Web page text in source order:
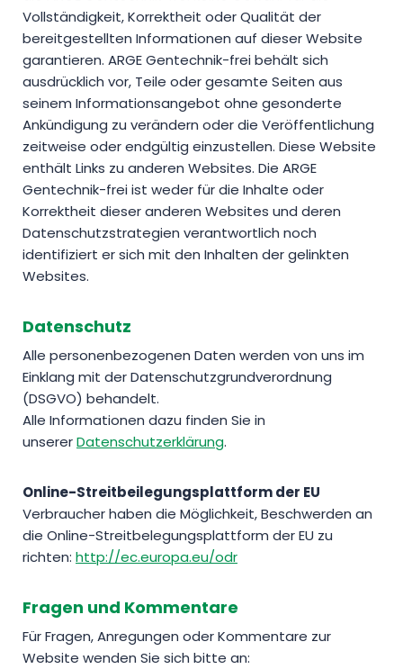
Vollständigkeit, Korrektheit oder Qualität der
bereitgestellten Informationen auf dieser Website
garantieren. ARGE Gentechnik-frei behält sich
ausdrücklich vor, Teile oder gesamte Seiten aus
seinem Informationsangebot ohne gesonderte
Ankündigung zu verändern oder die Veröffentlichung
zeitweise oder endgültig einzustellen. Diese Website
enthält Links zu anderen Websites. Die ARGE
Gentechnik-frei ist weder für die Inhalte oder
Korrektheit dieser anderen Websites und deren
Datenschutzstrategien verantwortlich noch
identifiziert er sich mit den Inhalten der gelinkten
Websites.
Datenschutz
Alle personenbezogenen Daten werden von uns im
Einklang mit der Datenschutzgrundverordnung
(DSGVO) behandelt.
Alle Informationen dazu finden Sie in
unsererDatenschutzerklärung.
Online-Streitbeilegungsplattform der EU
Verbraucher haben die Möglichkeit, Beschwerden an
die Online-Streitbelegungsplattform der EU zu
richten: http://ec.europa.eu/odr
Fragen und Kommentare
Für Fragen, Anregungen oder Kommentare zur
Website wenden Sie sich bitte an: